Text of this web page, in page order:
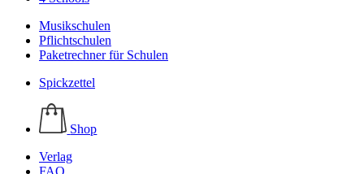
Musikschulen
Pflichtschulen
Paketrechner für Schulen
Spickzettel
Shop
Verlag
FAQ